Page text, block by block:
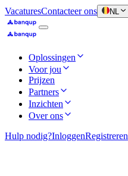
VacaturesContacteer ons NL
Oplossingen
Voor jou
Prijzen
Partners
Inzichten
Over ons
Hulp nodig?InloggenRegistreren